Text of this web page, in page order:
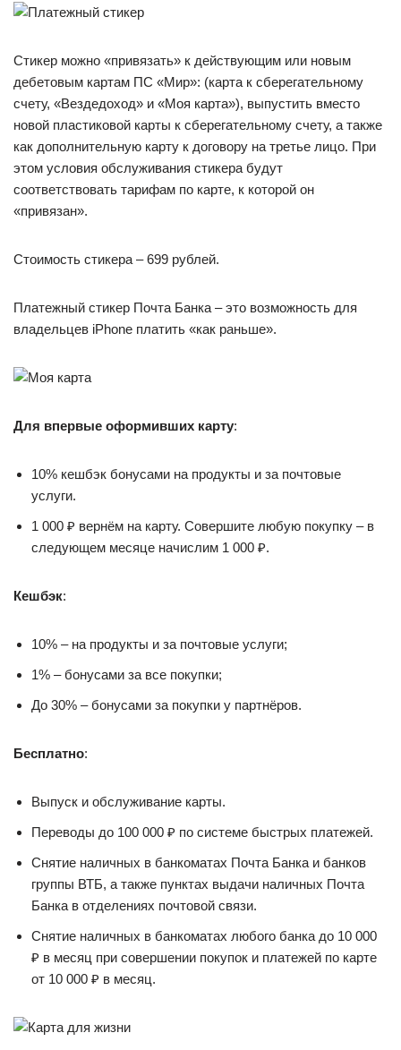
Стикер можно «привязать» к действующим или новым
дебетовым картам ПС «Мир»: (карта к сберегательному
счету, «Вездедоход» и «Моя карта»), выпустить вместо
новой пластиковой карты к сберегательному счету, а также
как дополнительную карту к договору на третье лицо. При
этом условия обслуживания стикера будут
соответствовать тарифам по карте, к которой он
«привязан».
Стоимость стикера – 699 рублей.
Платежный стикер Почта Банка – это возможность для
владельцев iPhone платить «как раньше».
Для впервые оформивших карту:
10% кешбэк бонусами на продукты и за почтовые
услуги.
1 000 ₽ вернём на карту. Совершите любую покупку – в
следующем месяце начислим 1 000 ₽.
Кешбэк:
10% – на продукты и за почтовые услуги;
1% – бонусами за все покупки;
До 30% – бонусами за покупки у партнёров.
Бесплатно:
Выпуск и обслуживание карты.
Переводы до 100 000 ₽ по системе быстрых платежей.
Снятие наличных в банкоматах Почта Банка и банков
группы ВТБ, а также пунктах выдачи наличных Почта
Банка в отделениях почтовой связи.
Снятие наличных в банкоматах любого банка до 10 000
₽ в месяц при совершении покупок и платежей по карте
от 10 000 ₽ в месяц.